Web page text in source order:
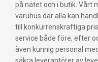
på nätet och i butik. Vårt
varuhus där alla kan
till konkurrenskraftiga
service både före, efter
även kunnig personal